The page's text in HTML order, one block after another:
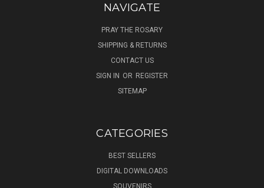
NAVIGATE
PRAY THE ROSARY
SHIPPING & RETURNS
CONTACT US
SIGN IN OR REGISTER
SITEMAP
CATEGORIES
BEST SELLERS
DIGITAL DOWNLOADS
SOUVENIRS